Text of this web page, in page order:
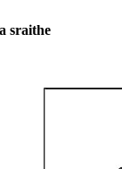
sraithe